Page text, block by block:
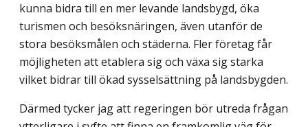
kunna bidra till en mer levande landsbygd, öka
turismen och besöksnäringen, även utanför de
stora besöksmålen och städerna. Fler företag får
möjligheten att etablera sig och växa sig starka
vilket bidrar till ökad sysselsättning på landsbygden.
Därmed tycker jag att regeringen bör utreda frågan